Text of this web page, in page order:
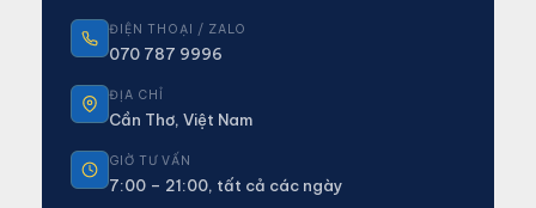
ĐIỆN THOẠI / ZALO
070 787 9996
ĐỊA CHỈ
Cần Thơ, Việt Nam
GIỜ TƯ VẤN
7:00 – 21:00, tất cả các ngày